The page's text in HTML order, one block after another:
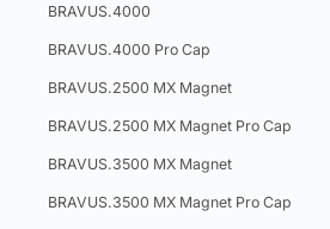
BRAVUS.4000
BRAVUS.4000 Pro Cap
BRAVUS.2500 MX Magnet
BRAVUS.2500 MX Magnet Pro Cap
BRAVUS.3500 MX Magnet
BRAVUS.3500 MX Magnet Pro Cap